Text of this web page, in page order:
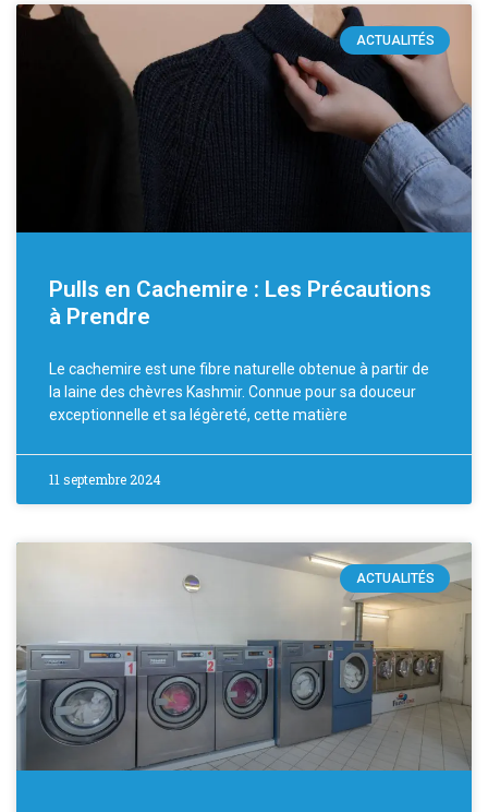
ACTUALITÉS
Pulls en Cachemire : Les Précautions
à Prendre
Le cachemire est une fibre naturelle obtenue à partir de
la laine des chèvres Kashmir. Connue pour sa douceur
exceptionnelle et sa légèreté, cette matière
11 septembre 2024
ACTUALITÉS